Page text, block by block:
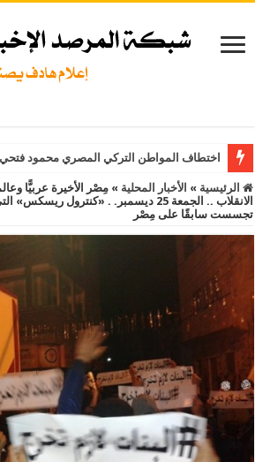
اختطاف المواطن التركي المصري محمود
الرئيسية » الأخبار المحلية » مِصْر الأخيرة عربيًّا
الانقلاب .. الجمعة 25 ديسمبر. . «كنترول
تجسست سابقًا على مِصْر